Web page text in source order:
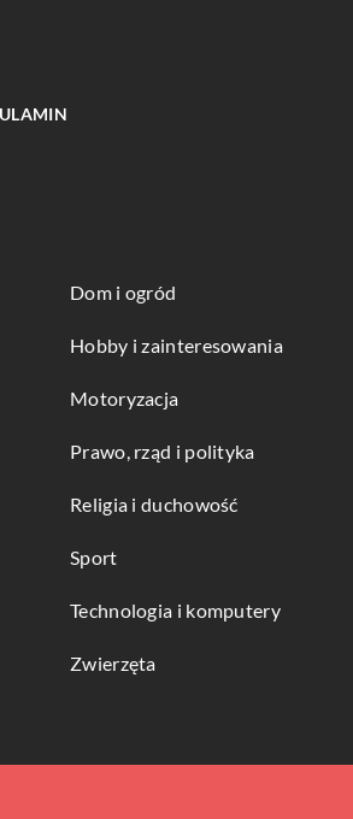
Dom i ogród
Hobby i zainteresowania
Motoryzacja
Prawo, rząd i polityka
Religia i duchowość
Sport
Technologia i komputery
Zwierzęta